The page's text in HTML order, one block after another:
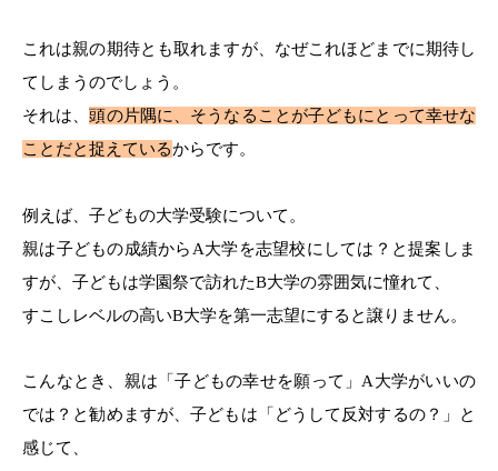
これは親の期待とも取れますが、なぜこれほどまでに期待し
てしまうのでしょう。
それは、頭の片隅に、そうなることが子どもにとって幸せな
ことだと捉えているからです。
例えば、子どもの大学受験について。
親は子どもの成績から A大学を志望校にしては？と提案しま
すが、子どもは学園祭で訪れたB大学の雰囲気に憧れて、
すこしレベルの高いB大学を第一志望にすると譲りません。
こんなとき、親は「子どもの幸せを願って」 A大学がいいの
では？と勧めますが、子どもは「どうして反対するの？」と
感じて、